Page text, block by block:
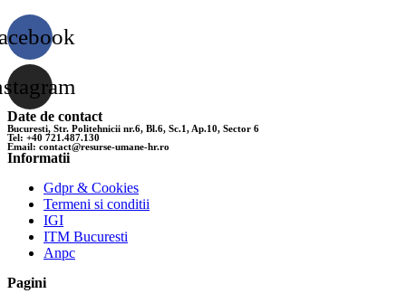
Date de contact
Bucuresti, Str. Politehnicii nr.6, Bl.6, Sc.1, Ap.10, Sector 6
Tel: +40 721.487.130
Email: contact@resurse-umane-hr.ro
Informatii
Gdpr & Cookies
Termeni si conditii
IGI
ITM Bucuresti
Anpc
Pagini